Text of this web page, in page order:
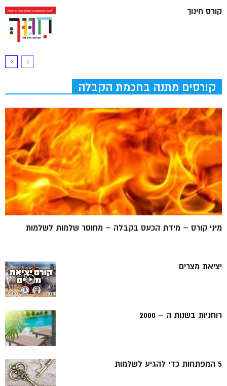
קורס חינוך
קורסים מתנה בחכמת הקבלה
מיני קורס – מידת הכעס בקבלה – מחוסר שלמות לשלמות
יציאת מצרים
רוחניות בשנות ה – 2000
5 המפתחות כדי להגיע לשלמות